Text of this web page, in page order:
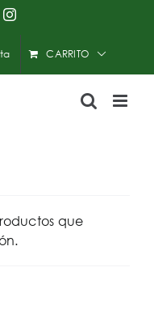
Instagram
CARRITO
que